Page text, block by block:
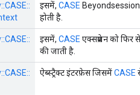
CASE::
इसमें, CASE
होती है.
CASE::
इसमें, CASE एक्सप्रेशन को
की जाती है.
CASE::
ऐब्स्ट्रैक्ट इंटरफ़ेस जिसमेंCASE